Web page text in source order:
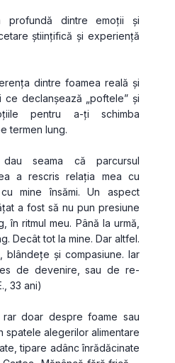
profundă dintre emoții și
științifică și experiență
dintre foamea reală și
declanșează „poftele” și
pentru a-ți schimba
termen lung.
dau seama că parcursul
a rescris relația mea cu
mine însămi. Un aspect
a fost să nu pun presiune
în ritmul meu. Până la urmă,
Decât tot la mine. Dar altfel.
blândețe și compasiune. Iar
de devenire, sau de re-
33 ani)
doar despre foame sau
spatele alegerilor alimentare
tipare adânc înrădăcinate